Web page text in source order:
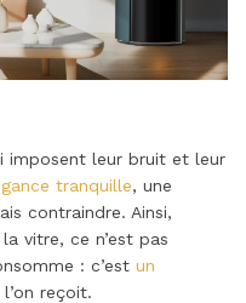
imposent leur bruit et leur
tranquille, une
contraindre. Ainsi,
vitre, ce n’est pas
: c’est un
reçoit.